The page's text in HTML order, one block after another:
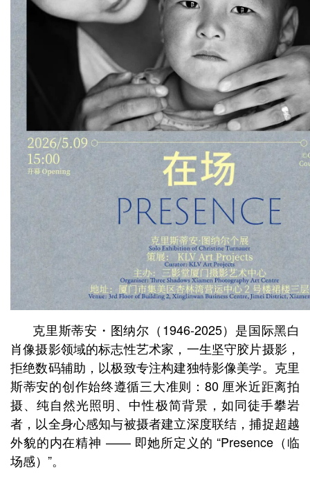
克里斯蒂安・图纳尔（1946-2025）是国际黑白
肖像摄影领域的标志性艺术家，一生坚守胶片摄影，
拒绝数码辅助，以极致专注构建独特影像美学。克里
斯蒂安的创作始终遵循三大准则：80 厘米近距离拍
摄、纯自然光照明、中性极简背景，如同徒手攀岩
者，以全身心感知与被摄者建立深度联结，捕捉超越
外貌的内在精神 —— 即她所定义的 “Presence（临
场感）”。